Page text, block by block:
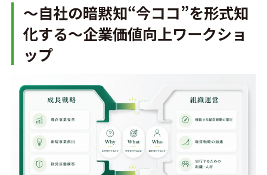
～自社の暗黙知“今ココ”を形式知
化する～企業価値向上ワークショ
ップ